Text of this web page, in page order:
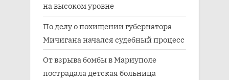
на высоком уровне
По делу о похищении губернатора
Мичигана начался судебный процесс
От взрыва бомбы в Мариуполе
пострадала детская больница